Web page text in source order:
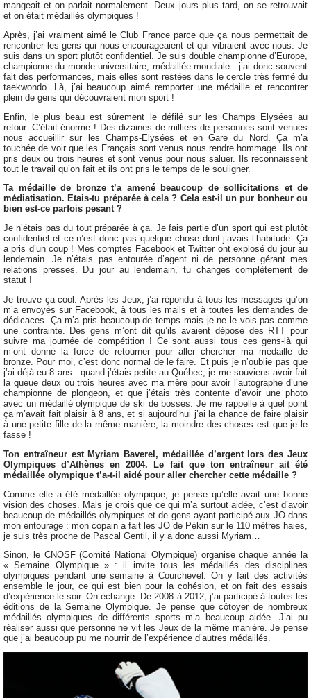
mangeait et on parlait normalement. Deux jours plus tard, on se retrouvait
et on était médaillés olympiques !
Après, j’ai vraiment aimé le Club France parce que ça nous permettait de
rencontrer les gens qui nous encourageaient et qui vibraient avec nous. Je
suis dans un sport plutôt confidentiel. Je suis double championne d’Europe,
championne du monde universitaire, médaillée mondiale : j’ai donc souvent
fait des performances, mais elles sont restées dans le cercle très fermé du
taekwondo. Là, j’ai beaucoup aimé remporter une médaille et rencontrer
plein de gens qui découvraient mon sport !
Enfin, le plus beau est sûrement le défilé sur les Champs Elysées au
retour. C’était énorme ! Des dizaines de milliers de personnes sont venues
nous accueillir sur les Champs-Elysées et en Gare du Nord. Ça m’a
touchée de voir que les Français sont venus nous rendre hommage. Ils ont
pris deux ou trois heures et sont venus pour nous saluer. Ils reconnaissent
tout le travail qu’on fait et ils ont pris le temps de le souligner.
Ta médaille de bronze t’a amené beaucoup de sollicitations et de
médiatisation. Etais-tu préparée à cela ? Cela est-il un pur bonheur ou
bien est-ce parfois pesant ?
Je n’étais pas du tout préparée à ça. Je fais partie d’un sport qui est plutôt
confidentiel et ce n’est donc pas quelque chose dont j’avais l’habitude. Ça
a pris d’un coup ! Mes comptes Facebook et Twitter ont explosé du jour au
lendemain. Je n’étais pas entourée d’agent ni de personne gérant mes
relations presses. Du jour au lendemain, tu changes complètement de
statut !
Je trouve ça cool. Après les Jeux, j’ai répondu à tous les messages qu’on
m’a envoyés sur Facebook, à tous les mails et à toutes les demandes de
dédicaces. Ça m’a pris beaucoup de temps mais je ne le vois pas comme
une contrainte. Des gens m’ont dit qu’ils avaient déposé des RTT pour
suivre ma journée de compétition ! Ce sont aussi tous ces gens-là qui
m’ont donné la force de retourner pour aller chercher ma médaille de
bronze. Pour moi, c’est donc normal de le faire. Et puis je n’oublie pas que
j’ai déjà eu 8 ans : quand j’étais petite au Québec, je me souviens avoir fait
la queue deux ou trois heures avec ma mère pour avoir l’autographe d’une
championne de plongeon, et que j’étais très contente d’avoir une photo
avec un médaillé olympique de ski de bosses. Je me rappelle à quel point
ça m’avait fait plaisir à 8 ans, et si aujourd’hui j’ai la chance de faire plaisir
à une petite fille de la même manière, la moindre des choses est que je le
fasse !
Ton entraîneur est Myriam Baverel, médaillée d’argent lors des Jeux
Olympiques d’Athènes en 2004. Le fait que ton entraîneur ait été
médaillée olympique t’a-t-il aidé pour aller chercher cette médaille ?
Comme elle a été médaillée olympique, je pense qu’elle avait une bonne
vision des choses. Mais je crois que ce qui m’a surtout aidée, c’est d’avoir
beaucoup de médaillés olympiques et de gens ayant participé aux JO dans
mon entourage : mon copain a fait les JO de Pékin sur le 110 mètres haies,
je suis très proche de Pascal Gentil, il y a donc aussi Myriam…
Sinon, le CNOSF (Comité National Olympique) organise chaque année la
« Semaine Olympique » : il invite tous les médaillés des disciplines
olympiques pendant une semaine à Courchevel. On y fait des activités
ensemble le jour, ce qui est bien pour la cohésion, et on fait des essais
d’expérience le soir. On échange. De 2008 à 2012, j’ai participé à toutes les
éditions de la Semaine Olympique. Je pense que côtoyer de nombreux
médaillés olympiques de différents sports m’a beaucoup aidée. J’ai pu
réaliser aussi que personne ne vit les Jeux de la même manière. Je pense
que j’ai beaucoup pu me nourrir de l’expérience d’autres médaillés.